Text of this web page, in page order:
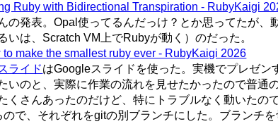
Ruby with Bidirectional Transpiration - RubyKaigi
の発表。Opal使ってるんだっけ？とか思ってたが、
いは、Scratch VM上でRubyが動く）のだった。
make the smallest ruby ever - RubyKaigi 2026
ライドはGoogleスライドを使った。実機でプレゼ
いのと、実際に作業の流れを見せたかったので普通
くさんあったのだけど、特にトラブルなく動いたの
ので、それぞれをgitの別ブランチにした。ブランチ